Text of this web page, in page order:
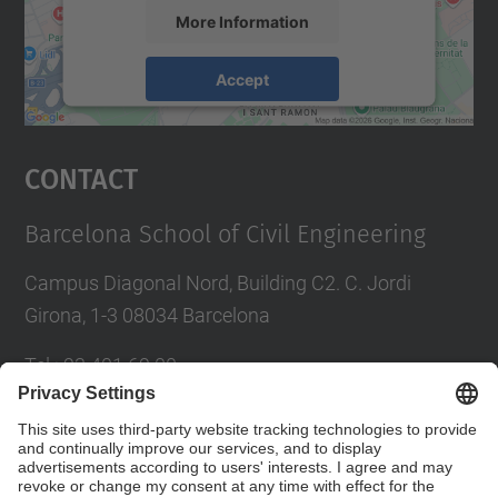
More Information
Accept
Usercentrics Consent
Contact
Barcelona School of Civil Engineering
Campus Diagonal Nord, Building C2. C. Jordi
Girona, 1-3 08034 Barcelona
Tel.:93 401 69 00
Directory UPC